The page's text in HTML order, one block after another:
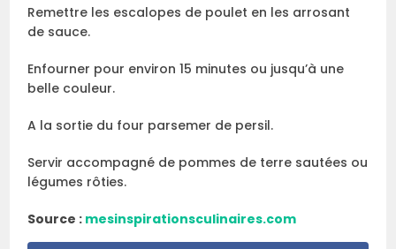
Remettre les escalopes de poulet en les arrosant
de sauce.
Enfourner pour environ 15 minutes ou jusqu’à une
belle couleur.
A la sortie du four parsemer de persil.
Servir accompagné de pommes de terre sautées ou
légumes rôties.
Source : mesinspirationsculinaires.com